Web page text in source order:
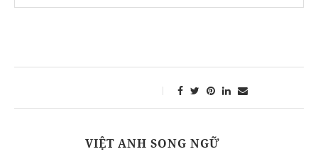
VIỆT ANH SONG NGỮ